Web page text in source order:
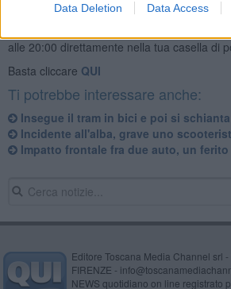
Data Deletion Data Access
Se vuoi leggere le notizie principali della
alle 20:00 direttamente nella tua casella di
Basta cliccare QUI
Ti potrebbe interessare anche:
Insegue il tram in bici e poi si schianta
Incidente all'alba, grave uno
Impatto frontale fra due auto, un ferito
Editore Toscana Media Channel srl
FIRENZE -
NEWS quotidiano on line registrato